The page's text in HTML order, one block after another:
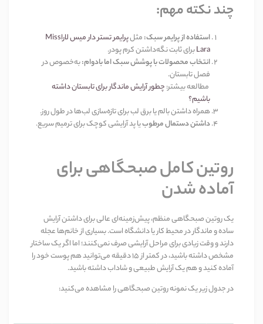
چند نکته مهم:
استفاده از پرایمر سبک:مثلپرایمر تستر دار میس لاراMiss
Laraبرای ثابت نگه‌داشتن کرم پودر.
انتخاب محصولات با پوشش سبک اما بادوام:به‌خصوص در
فصل تابستان.
مطالعه بیشتر:چطور آرایش ماندگار برای تابستان داشته
باشیم؟
همراه داشتن بالم یا برق لببرای تازه‌سازی لب‌ها در طول روز.
داشتن دستمال مرطوبیا پد آرایشی کوچکبرای ترمیم سریع.
روتین کامل صبحگاهی برای
آماده شدن
یک روتین صبحگاهی منظم، پیش‌زمینه‌ای عالی برای داشتن آرایش
ساده و ماندگار در محیط کار یا دانشگاه است. بسیاری از خانم‌ها عجله
دارند و وقت زیادی برای مراحل آرایشی صرف نمی‌کنند؛ اما اگر یک ساختار
مشخص داشته باشید، در کمتر از۱۵دقیقه می‌توانید هم پوست خود را
آماده کنید و هم یک آرایش طبیعی و شاداب داشته باشید.
در جدول زیر یک نمونه روتین صبحگاهی را مشاهده می‌کنید: